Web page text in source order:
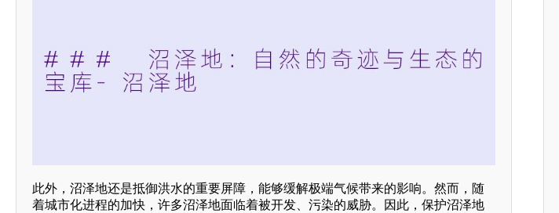
此外，沼泽地还是抵御洪水的重要屏障，能够缓解极端气候带来的影响。然而，随
着城市化进程的加快，许多沼泽地面临着被开发、污染的威胁。因此，保护沼泽地